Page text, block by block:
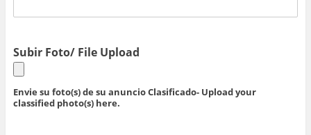
Subir Foto/ File Upload
Envie su foto(s) de su anuncio Clasificado- Upload your
classified photo(s) here.